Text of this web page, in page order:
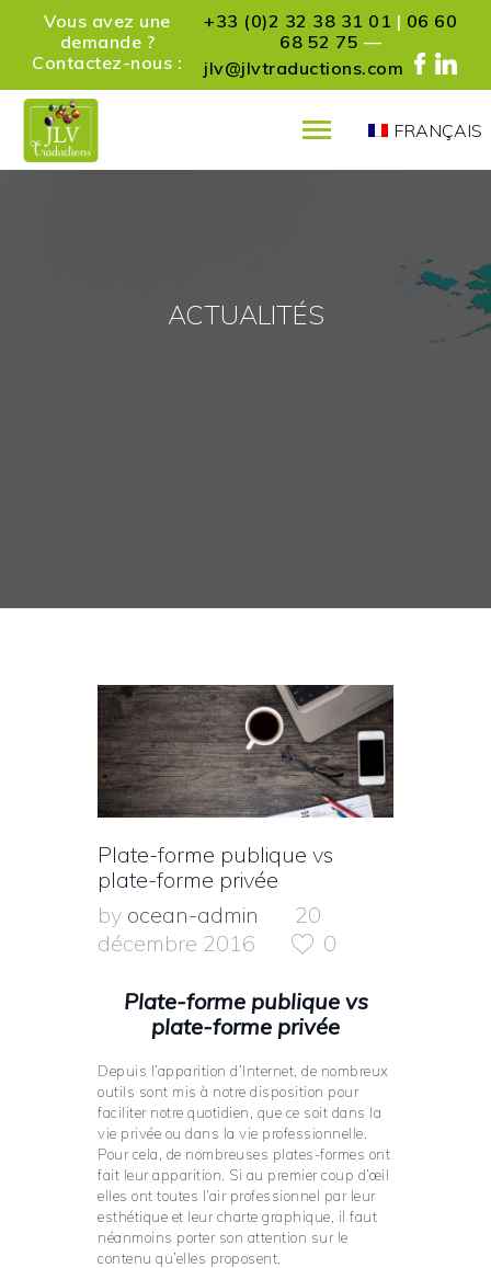
Vous avez une
demande ?
Contactez-nous :
+33 (0)2 32 38 31 01 | 06 60
68 52 75 —
jlv@jlvtraductions.com
FRANÇAIS
ACTUALITÉS
PRÉSENTATION
CONTACT
Plate-forme publique vs
plate-forme privée
by ocean-admin
20
décembre 2016
0
Plate-forme publique vs
plate-forme privée
Depuis l’apparition d’Internet, de nombreux
outils sont mis à notre disposition pour
faciliter notre quotidien, que ce soit dans la
vie privée ou dans la vie professionnelle.
Pour cela, de nombreuses plates-formes ont
fait leur apparition. Si au premier coup d’œil
elles ont toutes l’air professionnel par leur
esthétique et leur charte graphique, il faut
néanmoins porter son attention sur le
contenu qu’elles proposent.